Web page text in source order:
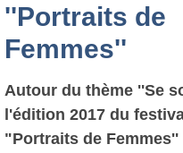
''Portraits de
Femmes''
Autour du thème ''Se
l'édition 2017 du
"Portraits de Femmes''